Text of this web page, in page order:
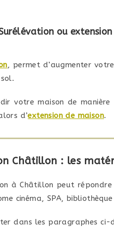
ou extension
, permet d’augmenter
votre maison de
d’extension de maison.
Châtillon : les
à Châtillon peut
cinéma, SPA,
dans les paragraphes